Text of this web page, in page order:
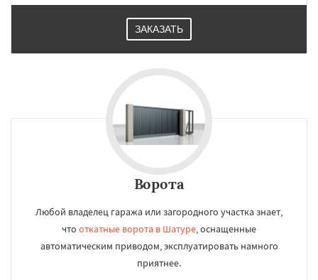
ЗАКАЗАТЬ
Ворота
Любой владелец гаража или загородного участка знает,
что откатные ворота в Шатуре, оснащенные
автоматическим приводом, эксплуатировать намного
приятнее.